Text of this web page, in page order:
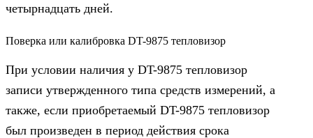
четырнадцать дней.
Поверка или калибровка DT-9875 тепловизор
При условии наличия у DT-9875 тепловизор
записи утвержденного типа средств измерений, а
также, если приобретаемый DT-9875 тепловизор
был произведен в период действия срока